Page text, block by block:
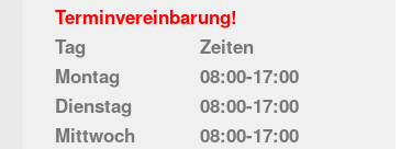
Terminvereinbarung!
Tag
Zeiten
Montag
08:00-17:00
Dienstag
08:00-17:00
Mittwoch
08:00-17:00